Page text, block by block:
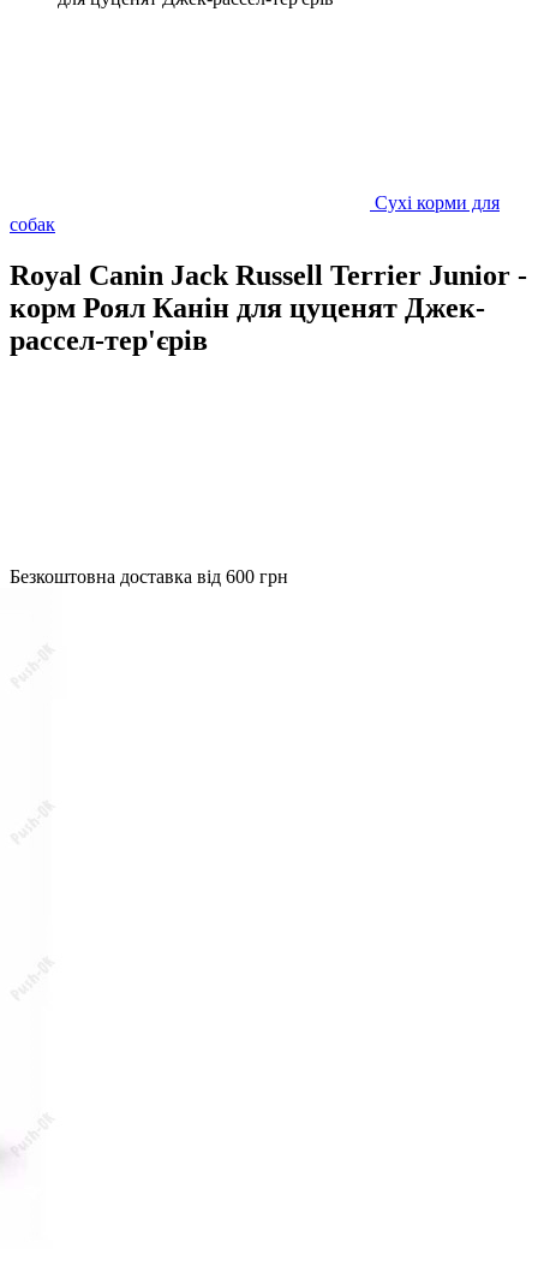
Сухі корми для
собак
Royal Canin Jack Russell Terrier Junior -
корм Роял Канін для цуценят Джек-
рассел-тер'єрів
Безкоштовна доставка від 600 грн